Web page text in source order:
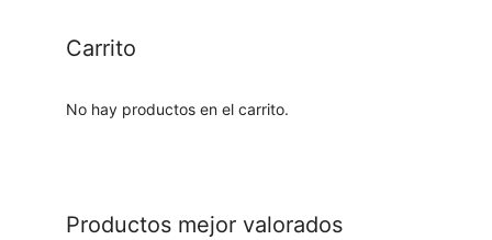
Carrito
No hay productos en el carrito.
Productos mejor valorados